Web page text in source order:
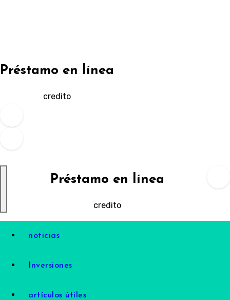
Préstamo en línea
credito
Préstamo en línea
credito
noticias
Inversiones
artículos útiles